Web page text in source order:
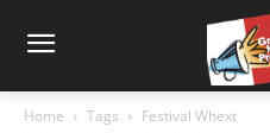
Home Tags Festival Whext